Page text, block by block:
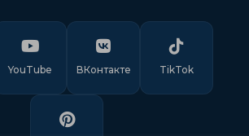
YouTube ВКонтакте TikTok